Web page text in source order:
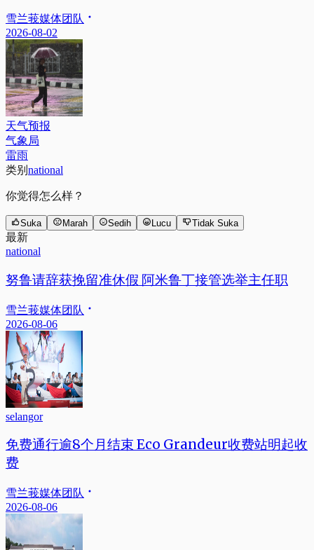
雪兰莪媒体团队
2026-08-02
天气预报
气象局
雷雨
类别 national
你觉得怎么样？
Suka Marah Sedih Lucu Tidak Suka
最新
national
努鲁请辞获挽留准休假 阿米鲁丁接管选举主任职
雪兰莪媒体团队
2026-08-06
selangor
免费通行逾8个月结束 Eco Grandeur收费站明起收
费
雪兰莪媒体团队
2026-08-06